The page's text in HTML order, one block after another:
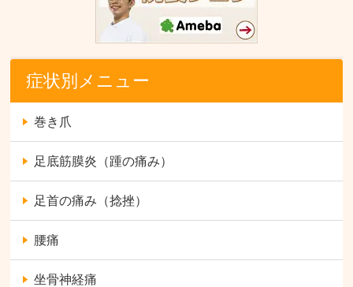
症状別メニュー
巻き爪
足底筋膜炎（踵の痛み）
足首の痛み（捻挫）
腰痛
坐骨神経痛